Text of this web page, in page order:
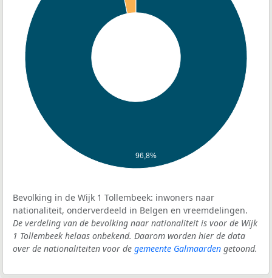
96,8%
Bevolking in de Wijk 1 Tollembeek: inwoners naar
nationaliteit, onderverdeeld in Belgen en vreemdelingen.
De verdeling van de bevolking naar nationaliteit is voor de Wijk
1 Tollembeek helaas onbekend. Daarom worden hier de data
over de nationaliteiten voor de gemeente Galmaarden getoond.